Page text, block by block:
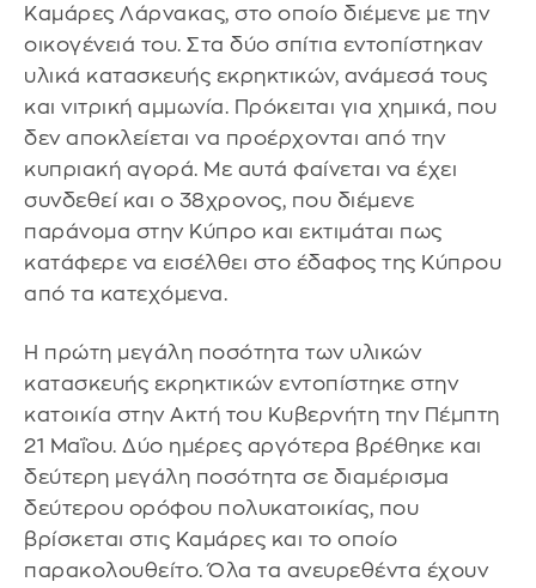
Καμάρες Λάρνακας, στο οποίο διέμενε με την
οικογένειά του. Στα δύο σπίτια εντοπίστηκαν
υλικά κατασκευής εκρηκτικών, ανάμεσά τους
και νιτρική αμμωνία. Πρόκειται για χημικά, που
δεν αποκλείεται να προέρχονται από την
κυπριακή αγορά. Με αυτά φαίνεται να έχει
συνδεθεί και ο 38χρονος, που διέμενε
παράνομα στην Κύπρο και εκτιμάται πως
κατάφερε να εισέλθει στο έδαφος της Κύπρου
από τα κατεχόμενα.
Η πρώτη μεγάλη ποσότητα των υλικών
κατασκευής εκρηκτικών εντοπίστηκε στην
κατοικία στην Ακτή του Κυβερνήτη την Πέμπτη
21 Μαΐου. Δύο ημέρες αργότερα βρέθηκε και
δεύτερη μεγάλη ποσότητα σε διαμέρισμα
δεύτερου ορόφου πολυκατοικίας, που
βρίσκεται στις Καμάρες και το οποίο
παρακολουθείτο. Όλα τα ανευρεθέντα έχουν